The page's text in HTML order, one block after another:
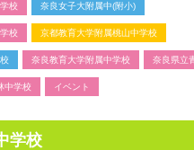
校 奈良女子大附属中(附小)
校 京都教育大学附属桃山中学校
奈良教育大学附属中学校 奈良県立
中学校 イベント
学校